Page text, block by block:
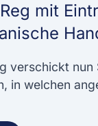
mit
verschickt
in welchen